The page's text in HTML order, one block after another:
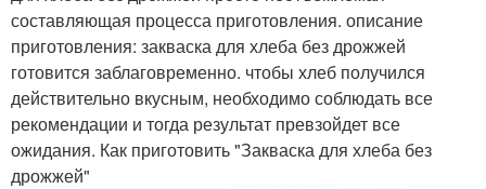
составляющая процесса приготовления. описание
приготовления: закваска для хлеба без дрожжей
готовится заблаговременно. чтобы хлеб получился
действительно вкусным, необходимо соблюдать все
рекомендации и тогда результат превзойдет все
ожидания. Как приготовить "Закваска для хлеба без
дрожжей"